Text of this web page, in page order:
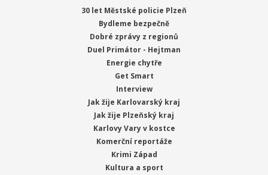
30 let Městské policie Plzeň
Bydleme bezpečně
Dobré zprávy z regionů
Duel Primátor - Hejtman
Energie chytře
Get Smart
Interview
Jak žije Karlovarský kraj
Jak žije Plzeňský kraj
Karlovy Vary v kostce
Komerční reportáže
Krimi Západ
Kultura a sport